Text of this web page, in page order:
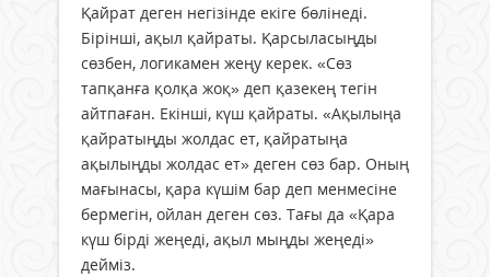
Қайрат деген негізінде екіге бөлінеді.
Бірінші, ақыл қайраты. Қарсыласыңды
сөзбен, логикамен жеңу керек. «Сөз
тапқанға қолқа жоқ» деп қазекең тегін
айтпаған. Екінші, күш қайраты. «Ақылыңа
қайратыңды жолдас ет, қайратыңа
ақылыңды жолдас ет» деген сөз бар. Оның
мағынасы, қара күшім бар деп менмесіне
бермегін, ойлан деген сөз. Тағы да «Қара
күш бірді жеңеді, ақыл мыңды жеңеді»
дейміз.